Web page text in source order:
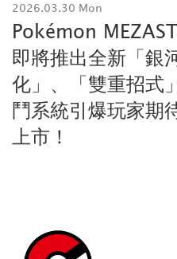
2026.03.30 Mon
Pokémon
即將推出全新「銀
化」、「雙重招式
鬥系統引爆玩家期
上市！